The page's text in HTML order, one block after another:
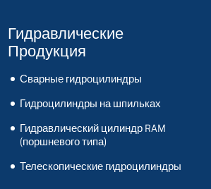
Гидравлические
Продукция
Сварные гидроцилиндры
Гидроцилиндры на шпильках
Гидравлический цилиндр RAM
(поршневого типа)
Телескопические гидроцилиндры